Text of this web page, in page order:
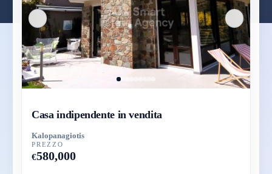
Casa indipendente in vendita
Kalopanagiotis
PREZZO
€580,000